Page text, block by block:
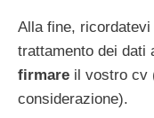
Alla fine, ricordatevi
trattamento dei dati
firmare il vostro cv
considerazione).